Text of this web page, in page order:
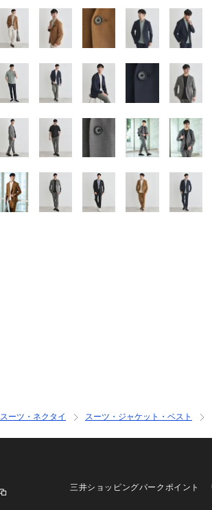
スーツ・ネクタイ スーツ・ジャケット・ベスト
三井ショッピングパークポイント